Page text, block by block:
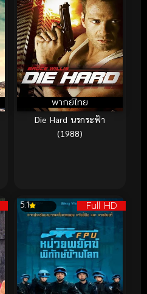
พากย์ไทย
Die Hard นรกระฟ้า
(1988)
Full HD
5.1